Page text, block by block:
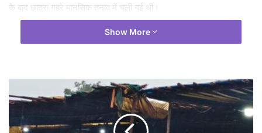
के बाद छात्रा गहरे मानसिक तनाव में चली गई थी।
8 जुलाई की दोपहर में छात्रा ने अपने घर में फांसी लगाकर आत्महत्या कर ली।
परिजनों का आरोप है कि कथित अपमान, दबाव और वसूली की मांग से आहत होकर
Show More